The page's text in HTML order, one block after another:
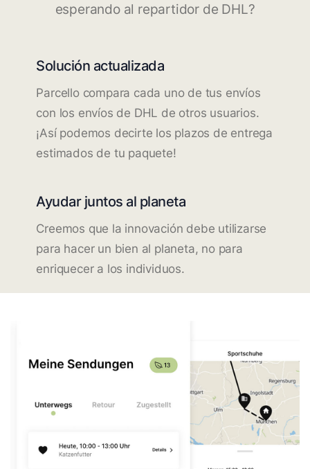
esperando al repartidor de DHL?
Solución actualizada
Parcello compara cada uno de tus envíos
con los envíos de DHL de otros usuarios.
¡Así podemos decirte los plazos de entrega
estimados de tu paquete!
Ayudar juntos al planeta
Creemos que la innovación debe utilizarse
para hacer un bien al planeta, no para
enriquecer a los individuos.